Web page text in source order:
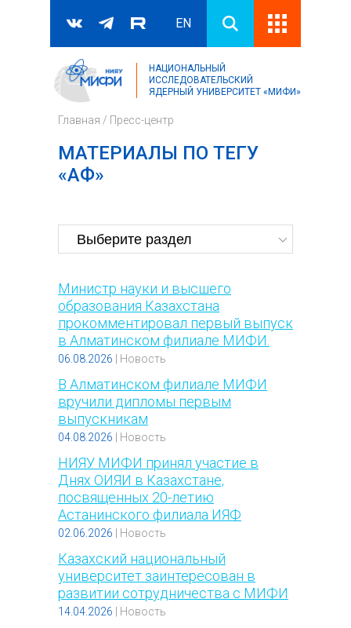
Форма поиска
Поиск
EN
НАЦИОНАЛЬНЫЙ
ИССЛЕДОВАТЕЛЬСКИЙ
ЯДЕРНЫЙ УНИВЕРСИТЕТ «МИФИ»
Главная / Пресс-центр
МАТЕРИАЛЫ ПО ТЕГУ
«АФ»
Министр науки и высшего
образования Казахстана
прокомментировал первый выпуск
в Алматинском филиале МИФИ.
06.08.2026 Новость
В Алматинском филиале МИФИ
вручили дипломы первым
выпускникам
04.08.2026 Новость
НИЯУ МИФИ принял участие в
Днях ОИЯИ в Казахстане,
посвященных 20-летию
Астанинского филиала ИЯФ
02.06.2026 Новость
Казахский национальный
университет заинтересован в
развитии сотрудничества с МИФИ
14.04.2026 Новость